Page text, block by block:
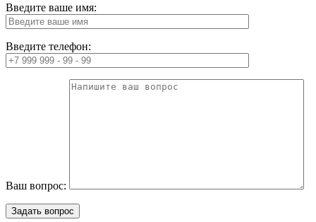
Введите ваше имя:
Введите телефон:
Ваш вопрос: